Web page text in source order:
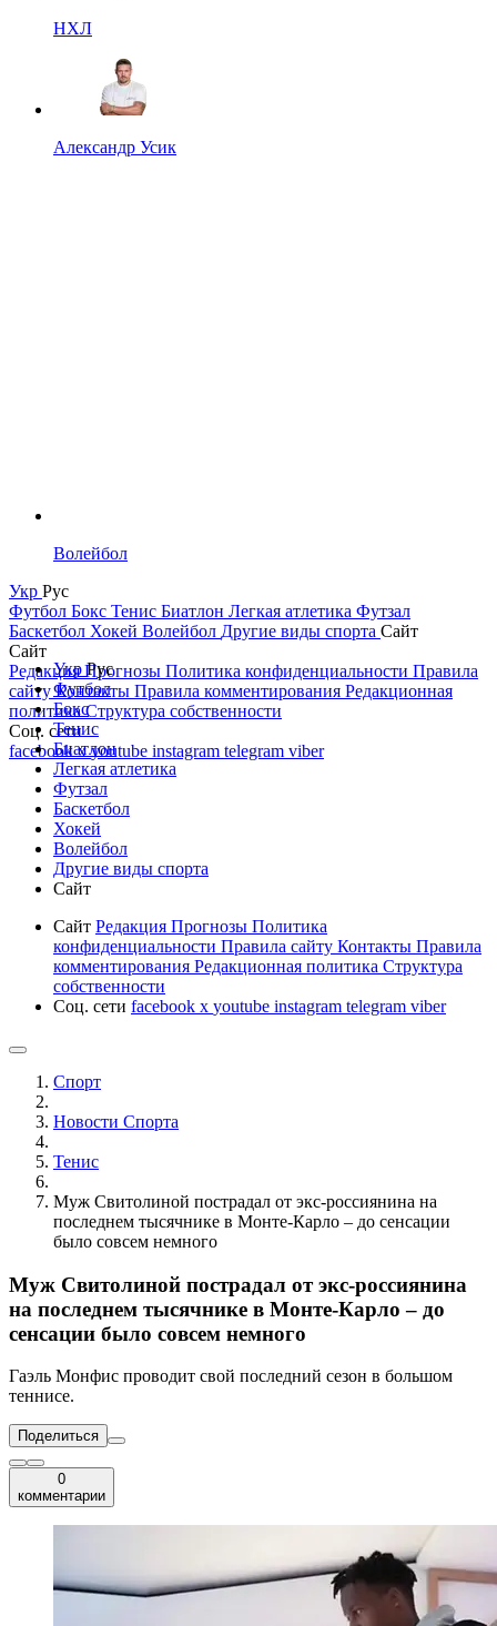
НХЛ
Александр Усик
Волейбол
Укр Рус
Футбол Бокс Тенис Биатлон Легкая атлетика Футзал
Баскетбол Хокей Волейбол Другие виды спорта Сайт
Сайт
РедакцияПрогнозы Политика конфиденциальности Правила
сайтуКонтакты Правила комментирования Редакционная
политикаСтруктура собственности
Соц. сети
facebookxyoutube instagram telegram viber
УкрРус
Футбол
Бокс
Тенис
Биатлон
Легкая атлетика
Футзал
Баскетбол
Хокей
Волейбол
Другие виды спорта
Сайт
Сайт Редакция Прогнозы Политика
конфиденциальности Правила сайту Контакты Правила
комментирования Редакционная политика Структура
собственности
Соц. сети facebook x youtube instagram telegram viber
Спорт
Новости Cпорта
Тенис
Муж Свитолиной пострадал от экс-россиянина на
последнем тысячнике в Монте-Карло – до сенсации
было совсем немного
Муж Свитолиной пострадал от экс-россиянина
на последнем тысячнике в Монте-Карло – до
сенсации было совсем немного
Гаэль Монфис проводит свой последний сезон в большом
теннисе.
Поделиться
0
комментарии